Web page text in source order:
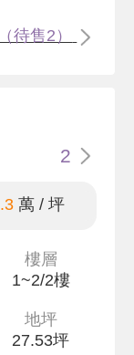
（待售2）
2
.3萬 / 坪
樓層
1~2/2樓
地坪
27.53坪